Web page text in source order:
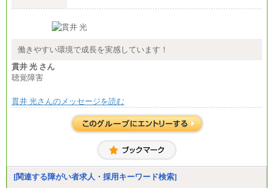
総合職 月給208,000～235,000円
※詳細はJTBキャリアサイトよりご確認ください。
総合職 月給220,000～230,000円＋地域間調整給
整給
※詳細はJTBキャリアサイトよりご確認ください。
■(株)JTBコミュニケーションデザイン
総合職 月給230,000円
みなし残業手当：20,000円（一律支給）※みなし
残業手当の残業時間は10.43時間。
働きやすい環境で成長を実感しています！
貫井 光 さん
聴覚障害
貫井 光さんのメッセージを読む
[関連する障がい者求人・採用キーワード検索]